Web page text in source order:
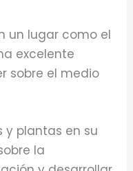
un lugar como el
excelente
sobre el medio
y plantas en su
la